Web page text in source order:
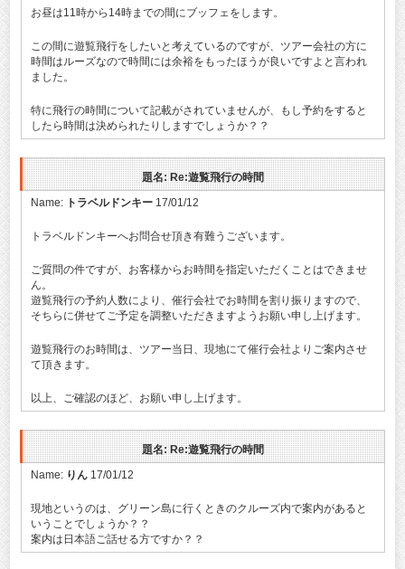
お昼は11時から14時までの間にブッフェをします。
この間に遊覧飛行をしたいと考えているのですが、ツアー会社の方に
時間はルーズなので時間には余裕をもったほうが良いですよと言われ
ました。
特に飛行の時間について記載がされていませんが、もし予約をすると
したら時間は決められたりしますでしょうか？？
題名: Re:遊覧飛行の時間
Name:
トラベルドンキー17/01/12
トラベルドンキーへお問合せ頂き有難うございます。
ご質問の件ですが、お客様からお時間を指定いただくことはできませ
ん。
遊覧飛行の予約人数により、催行会社でお時間を割り振りますので、
そちらに併せてご予定を調整いただきますようお願い申し上げます。
遊覧飛行のお時間は、ツアー当日、現地にて催行会社よりご案内させ
て頂きます。
以上、ご確認のほど、お願い申し上げます。
題名: Re:遊覧飛行の時間
Name: りん17/01/12
現地というのは、グリーン島に行くときのクルーズ内で案内があると
いうことでしょうか？？
案内は日本語ご話せる方ですか？？